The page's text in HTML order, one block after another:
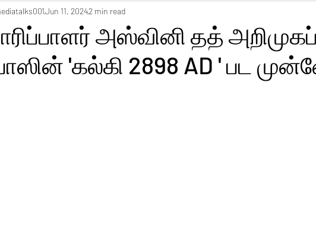
Actress Gallery Events Gallery
அஸ்வினி தத்
'கல்கி 2898 AD ' பட
Jun 11, 20242 min read